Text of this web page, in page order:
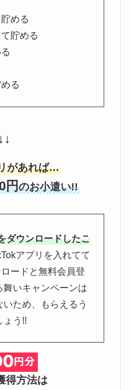
める
貯める
る
があれば…
円のお小遣い!!
ダウンロードしたこ
アプリを入れてて
ードと無料会員登
いキャンペーンは
ため、もらえるう
ょう!!
得方法は